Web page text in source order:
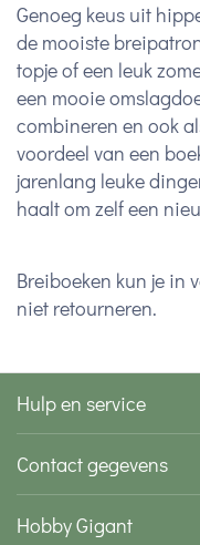
Genoeg keus uit
de mooiste
topje of een leuk
een mooie
combineren en ook
voordeel van een
jarenlang leuke
haalt om zelf een
Breiboeken kun je in
niet retourneren.
Hulp en service
Contact gegevens
Hobby Gigant